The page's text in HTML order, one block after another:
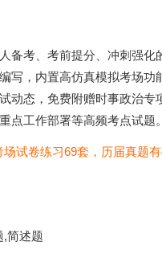
备考、考前提分、冲刺强化
，内置高仿真模拟考场功
动态，免费附赠时事政治专
点工作部署等高频考点试题。
试卷练习69套，历届真题
简述题